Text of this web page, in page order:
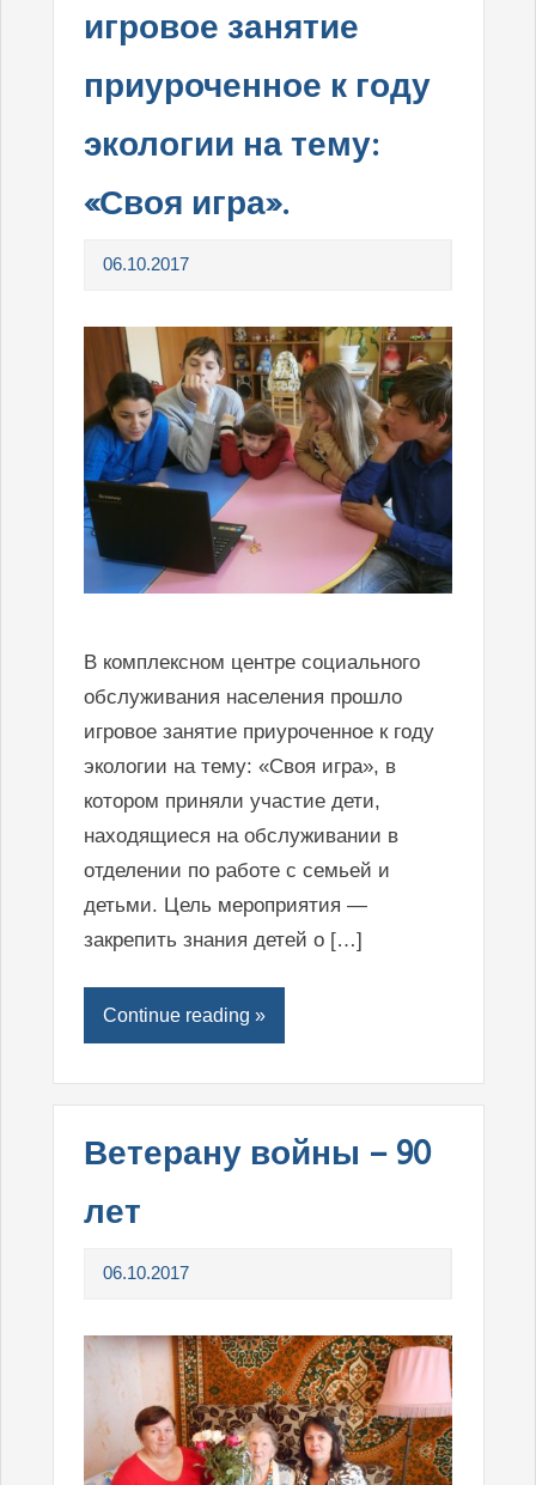
игровое занятие
приуроченное к году
экологии на тему:
«Своя игра».
06.10.2017
В комплексном центре социального
обслуживания населения прошло
игровое занятие приуроченное к году
экологии на тему: «Своя игра», в
котором приняли участие дети,
находящиеся на обслуживании в
отделении по работе с семьей и
детьми. Цель мероприятия —
закрепить знания детей о […]
Continue reading »
Ветерану войны – 90
лет
06.10.2017